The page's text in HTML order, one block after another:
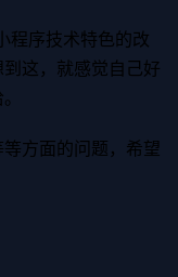
程序技术特色的改
这，就感觉自己好
方面的问题，希望